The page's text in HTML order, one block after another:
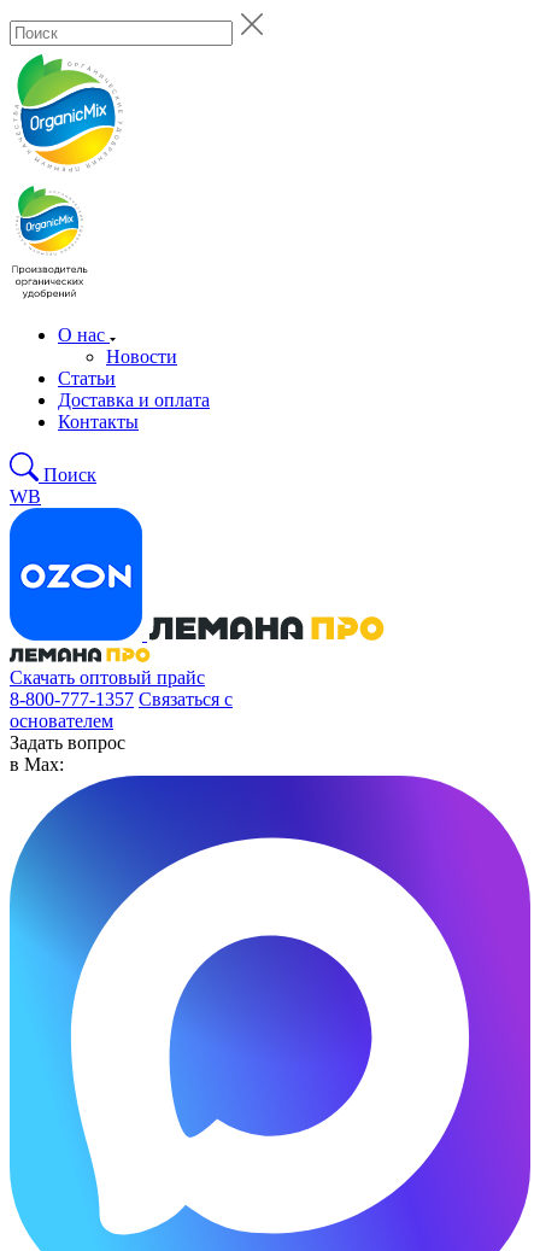
О нас
Новости
Статьи
Доставка и оплата
Контакты
Поиск
WB
Скачать оптовый прайс
8-800-777-1357 Связаться с
основателем
Задать вопрос
в Max: